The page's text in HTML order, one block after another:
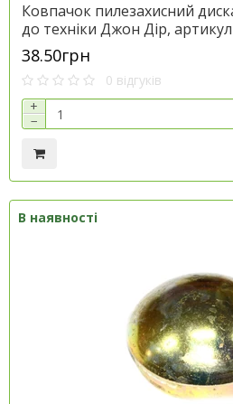
Ковпачок пилезахисний
до техніки Джон Дір,
38.50грн
0 відгуків
+
−
В наявності